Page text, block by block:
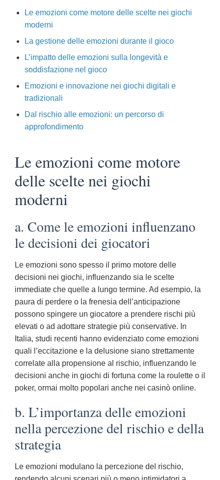
Le emozioni come motore delle scelte nei giochi
moderni
La gestione delle emozioni durante il gioco
L’impatto delle emozioni sulla longevità e
soddisfazione nel gioco
Emozioni e innovazione nei giochi digitali e
tradizionali
Dal rischio alle emozioni: un percorso di
approfondimento
Le emozioni come motore
delle scelte nei giochi
moderni
a. Come le emozioni influenzano
le decisioni dei giocatori
Le emozioni sono spesso il primo motore delle
decisioni nei giochi, influenzando sia le scelte
immediate che quelle a lungo termine. Ad esempio, la
paura di perdere o la frenesia dell’anticipazione
possono spingere un giocatore a prendere rischi più
elevati o ad adottare strategie più conservative. In
Italia, studi recenti hanno evidenziato come emozioni
quali l’eccitazione e la delusione siano strettamente
correlate alla propensione al rischio, influenzando le
decisioni anche in giochi di fortuna come la roulette o il
poker, ormai molto popolari anche nei casinò online.
b. L’importanza delle emozioni
nella percezione del rischio e della
strategia
Le emozioni modulano la percezione del rischio,